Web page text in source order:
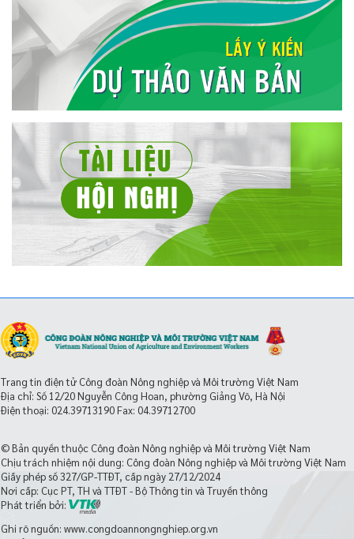
Trang tin điện tử Công đoàn Nông nghiệp và Môi trường Việt Nam
Địa chỉ: Số 12/20 Nguyễn Công Hoan, phường Giảng Võ, Hà Nội
Điện thoại: 024.39713190Fax: 04.39712700
© Bản quyền thuộc Công đoàn Nông nghiệp và Môi trường Việt Nam
Chịu trách nhiệm nội dung: Công đoàn Nông nghiệp và Môi trường Việt Nam
Giấy phép số 327/GP-TTĐT, cấp ngày 27/12/2024
Nơi cấp: Cục PT, TH và TTĐT - Bộ Thông tin và Truyền thông
Phát triển bởi:
Ghi rõ nguồn: www.congdoannongnghiep.org.vn